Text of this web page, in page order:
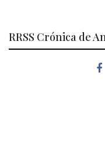
RRSS Crónica de